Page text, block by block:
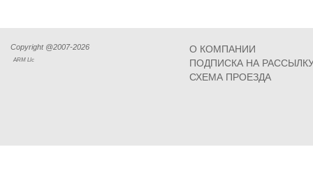
Copyright @2007-2026
ARM Llc
О КОМПАНИИ
ПОДПИСКА НА
СХЕМА ПРОЕЗДА